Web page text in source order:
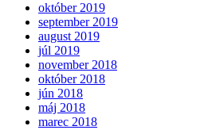
október 2019
september 2019
august 2019
júl 2019
november 2018
október 2018
jún 2018
máj 2018
marec 2018